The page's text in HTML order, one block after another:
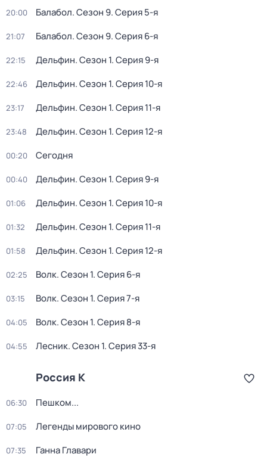
20:00 Балабол. Сезон 9. Серия 5-я
21:07 Балабол. Сезон 9. Серия 6-я
22:15 Дельфин. Сезон 1. Серия 9-я
22:46 Дельфин. Сезон 1. Серия 10-я
23:17 Дельфин. Сезон 1. Серия 11-я
23:48 Дельфин. Сезон 1. Серия 12-я
00:20 Сегодня
00:40 Дельфин. Сезон 1. Серия 9-я
01:06 Дельфин. Сезон 1. Серия 10-я
01:32 Дельфин. Сезон 1. Серия 11-я
01:58 Дельфин. Сезон 1. Серия 12-я
02:25 Волк. Сезон 1. Серия 6-я
03:15 Волк. Сезон 1. Серия 7-я
04:05 Волк. Сезон 1. Серия 8-я
04:55 Лесник. Сезон 1. Серия 33-я
Россия К
06:30 Пешком...
07:05 Легенды мирового кино
07:35 Ганна Главари